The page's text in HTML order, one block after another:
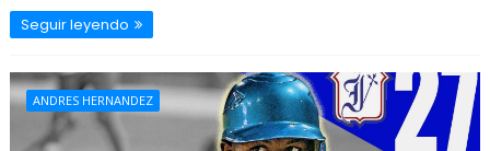
Seguir leyendo
ANDRES HERNANDEZ